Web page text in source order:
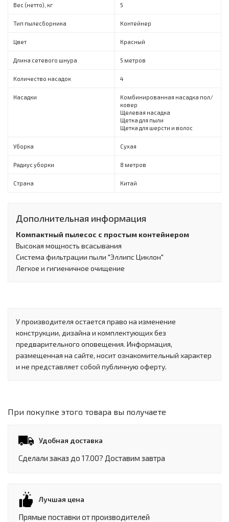
Вес (нетто), кг 5
Тип пылесборника Контейнер
Цвет Красный
Длина сетевого шнура 5 метров
Количество насадок 4
Насадки
Комбинированная насадка пол/
ковер
Щелевая насадка
Щетка для пыли
Щетка для шерсти и волос
Уборка Сухая
Радиус уборки 8 метров
Страна Китай
Дополнительная информация
Компактный пылесос с простым контейнером
Высокая мощность всасывания
Система фильтрации пыли "Эллипс Циклон"
Легкое и гигиеничное очищение
У производителя остается право на изменение
конструкции, дизайна и комплектующих без
предварительного оповещения. Информация,
размещенная на сайте, носит ознакомительный характер
и не представляет собой публичную оферту.
При покупке этого товара вы получаете
Удобная доставка
Сделали заказ до 17.00? Доставим завтра
Лучшая цена
Прямые поставки от производителей